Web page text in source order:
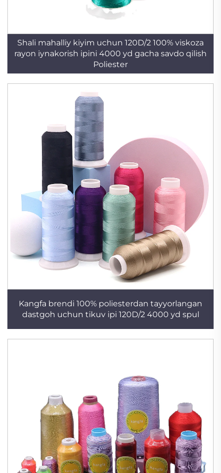
Shali mahalliy kiyim uchun 120D/2 100% viskoza
rayon iynakorish ipini 4000 yd gacha savdo qilish
Poliester
Kangfa brendi 100% poliesterdan tayyorlangan
dastgoh uchun tikuv ipi 120D/2 4000 yd spul